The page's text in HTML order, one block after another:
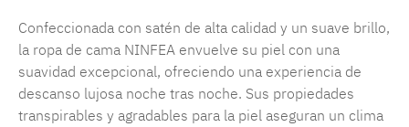
Confeccionada con satén de alta calidad y un suave brillo,
la ropa de cama NINFEA envuelve su piel con una
suavidad excepcional, ofreciendo una experiencia de
descanso lujosa noche tras noche. Sus propiedades
transpirables y agradables para la piel aseguran un clima